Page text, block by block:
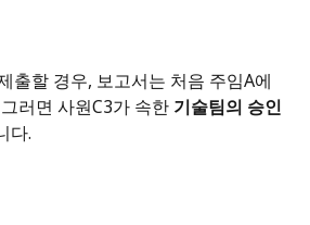
출할 경우, 보고서는 처음 주임A에
러면 사원C3가 속한 기술팀의 승인
다.